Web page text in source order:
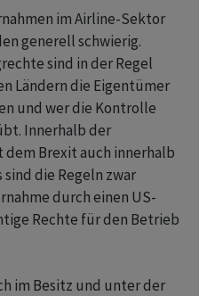
im Airline-Sektor
generell schwierig.
sind in der Regel
Ländern die Eigentümer
und wer die Kontrolle
Innerhalb der
dem Brexit auch innerhalb
die Regeln zwar
durch einen US-
Rechte für den Betrieb
im Besitz und unter der